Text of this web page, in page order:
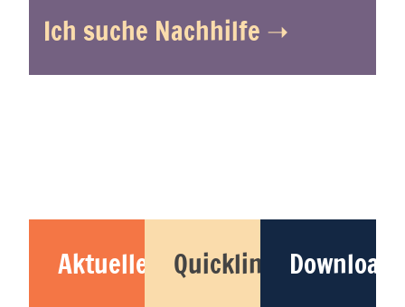
Ich suche Nachhilfe ➝
Aktuelles Quicklinks Downloads